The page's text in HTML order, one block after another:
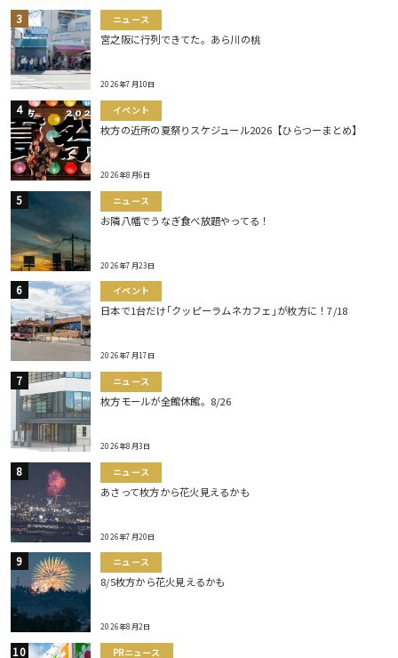
ニュース
宮之阪に行列できてた。あら川の桃
2026年7月10日
イベント
枚方の近所の夏祭りスケジュール2026【ひらつーまとめ】
2026年8月6日
ニュース
お隣八幡でうなぎ食べ放題やってる！
2026年7月23日
イベント
日本で1台だけ｢クッピーラムネカフェ｣が枚方に！7/18
2026年7月17日
ニュース
枚方モールが全館休館。8/26
2026年8月3日
ニュース
あさって枚方から花火見えるかも
2026年7月20日
ニュース
8/5枚方から花火見えるかも
2026年8月2日
PRニュース